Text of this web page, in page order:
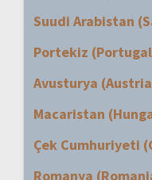
Suudi Arabistan
Portekiz
Avusturya
Macaristan
Çek Cumhuriyeti
Romanya